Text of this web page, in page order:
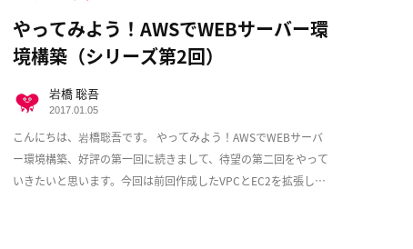
やってみよう！AWSでWEBサーバー環
境構築（シリーズ第2回）
こんにちは、岩橋聡吾です。 やってみよう！AWSでWEBサーバ
ー環境構築、好評の第一回に続きまして、待望の第二回をやって
いきたいと思います。今回は前回作成したVPCとEC2を拡張し、
岩橋 聡吾
2017.01.05